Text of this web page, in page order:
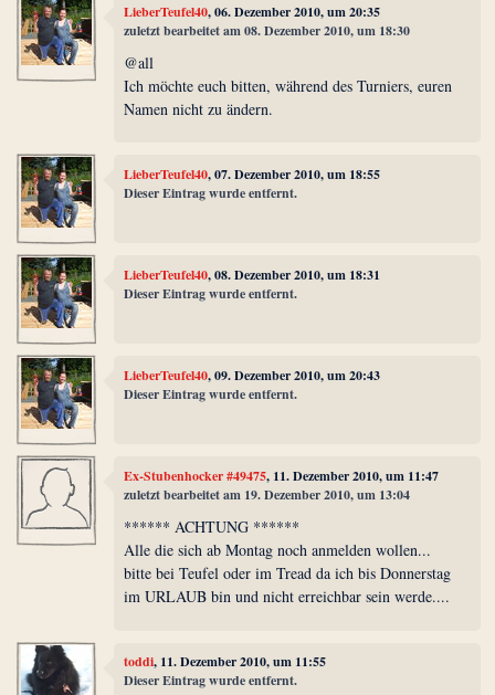
LieberTeufel40, 06. Dezember 2010, um 20:35
zuletzt bearbeitet am 08. Dezember 2010, um 18:30
@all
Ich möchte euch bitten, während des Turniers, euren
Namen nicht zu ändern.
LieberTeufel40, 07. Dezember 2010, um 18:55
Dieser Eintrag wurde entfernt.
LieberTeufel40, 08. Dezember 2010, um 18:31
Dieser Eintrag wurde entfernt.
LieberTeufel40, 09. Dezember 2010, um 20:43
Dieser Eintrag wurde entfernt.
Ex-Stubenhocker #49475, 11. Dezember 2010, um 11:47
zuletzt bearbeitet am 19. Dezember 2010, um 13:04
****** ACHTUNG ******
Alle die sich ab Montag noch anmelden wollen...
bitte bei Teufel oder im Tread da ich bis Donnerstag
im URLAUB bin und nicht erreichbar sein werde....
toddi, 11. Dezember 2010, um 11:55
Dieser Eintrag wurde entfernt.